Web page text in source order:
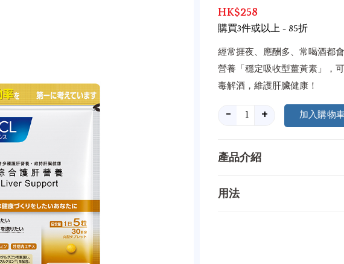
HK$258
購買3件或以上 - 85折
經常捱夜、應酬多、常喝酒都
營養「穩定吸收型薑黃素」，
毒解酒，維護肝臟健康！
- +
產品介紹
用法